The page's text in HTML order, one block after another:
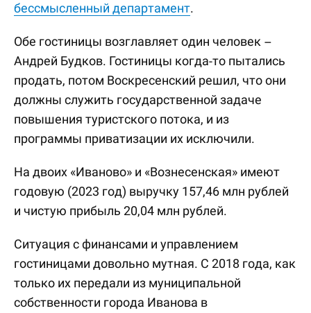
бессмысленный департамент.
Обе гостиницы возглавляет один человек –
Андрей Будков. Гостиницы когда-то пытались
продать, потом Воскресенский решил, что они
должны служить государственной задаче
повышения туристского потока, и из
программы приватизации их исключили.
На двоих «Иваново» и «Вознесенская» имеют
годовую (2023 год) выручку 157,46 млн рублей
и чистую прибыль 20,04 млн рублей.
Ситуация с финансами и управлением
гостиницами довольно мутная. С 2018 года, как
только их передали из муниципальной
собственности города Иванова в